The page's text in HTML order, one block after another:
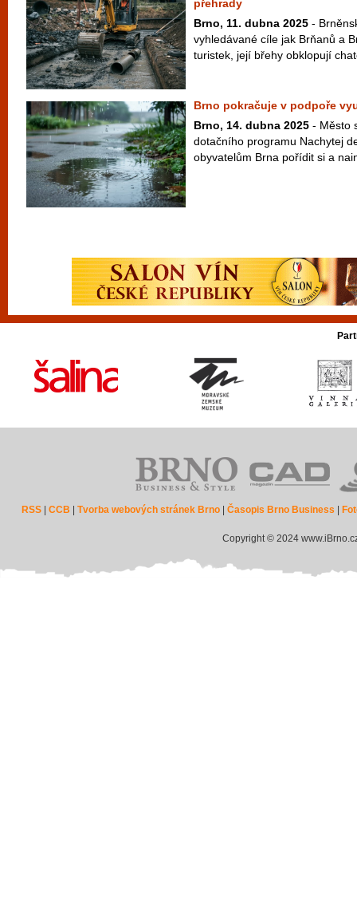
přehrady
Brno, 11. dubna 2025 -
vyhledávané cíle jak Brňanů a
turistek, její břehy obklopují
Brno pokračuje v podpoře
Brno, 14. dubna 2025 - Město
dotačního programu Nachytej
obyvatelům Brna pořídit si a
RSS |CCB |Tvorba webových stránek Brno |Časopis Brno Business
Copyright © 2024